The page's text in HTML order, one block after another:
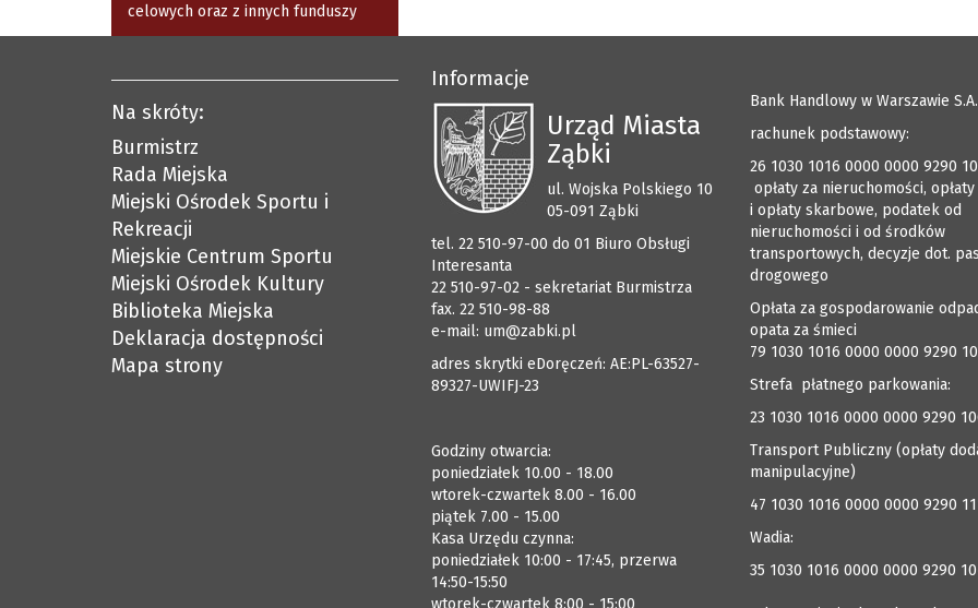
celowych oraz z innych funduszy
Na skróty:
Burmistrz
Rada Miejska
Miejski Ośrodek Sportu i
Rekreacji
Miejskie Centrum Sportu
Miejski Ośrodek Kultury
Biblioteka Miejska
Deklaracja dostępności
Mapa strony
Informacje
Urząd Miasta
Ząbki
ul. Wojska Polskiego 10
05-091 Ząbki
tel. 22 510-97-00 do 01 Biuro Obsługi
Interesanta
22 510-97-02 - sekretariat Burmistrza
fax. 22 510-98-88
e-mail: um@zabki.pl
adres skrytki eDoręczeń: AE:PL-63527-
89327-UWIFJ-23
Godziny otwarcia:
poniedziałek 10.00 - 18.00
wtorek-czwartek 8.00 - 16.00
piątek 7.00 - 15.00
Kasa Urzędu czynna:
poniedziałek 10:00 - 17:45, przerwa
14:50-15:50
wtorek-czwartek 8:00 - 15:00
Bank Handlowy w Warszawie S.A.
rachunek podstawowy:
26 1030 1016 0000 0000 9290
opłaty za nieruchomości,
i opłaty skarbowe, podatek od
nieruchomości i od środków
transportowych, decyzje dot.
drogowego
Opłata za gospodarowanie
opata za śmieci
79 1030 1016 0000 0000 9290
Strefa płatnego parkowania:
23 1030 1016 0000 0000 9290
Transport Publiczny (opłaty
manipulacyjne)
47 1030 1016 0000 0000 9290
Wadia:
35 1030 1016 0000 0000 9290